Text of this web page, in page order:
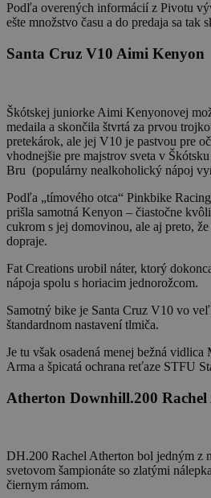
Podľa overených informácií z Pivotu
ešte množstvo času a do predaja sa tak
Santa Cruz V10 Aimi Kenyon
Škótskej juniorke Aimi Kenyonovej
medaila a skončila štvrtá za prvou
pretekárok, ale jej V10 je pastvou pre
vhodnejšie pre majstrov sveta v
Bru (populárny nealkoholický nápoj
Podľa „tímového otca“ Pinkbike
prišla samotná Kenyon – čiastočne
cukrom s jej domovinou, ale aj preto, že
dopraje.
Fat Creations urobil náter, ktorý
nápoja spolu s horiacim jednorožcom.
Samotný bike je Santa Cruz V10 vo
štandardnom nastavení tlmiča.
Je tu však osadená menej bežná
Arma a špicatá ochrana reťaze STFU
Atherton Downhill.200
DH.200 Rachel Atherton bol jedným z
svetovom šampionáte so zlatými
čiernym rámom.